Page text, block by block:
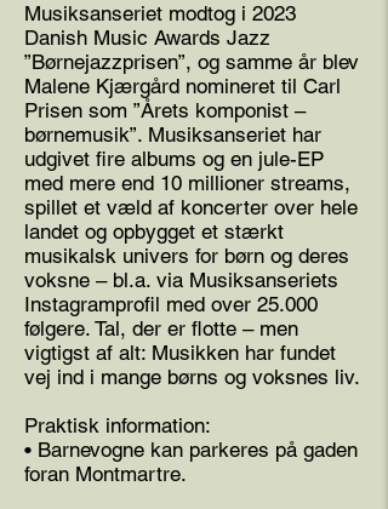
Musiksanseriet modtog i 2023
Danish Music Awards Jazz
”Børnejazzprisen”, og samme år blev
Malene Kjærgård nomineret til Carl
Prisen som ”Årets komponist –
børnemusik”. Musiksanseriet har
udgivet fire albums og en jule-EP
med mere end 10 millioner streams,
spillet et væld af koncerter over hele
landet og opbygget et stærkt
musikalsk univers for børn og deres
voksne – bl.a. via Musiksanseriets
Instagramprofil med over 25.000
følgere. Tal, der er flotte – men
vigtigst af alt: Musikken har fundet
vej ind i mange børns og voksnes liv.
Praktisk information:
• Barnevogne kan parkeres på gaden
foran Montmartre.